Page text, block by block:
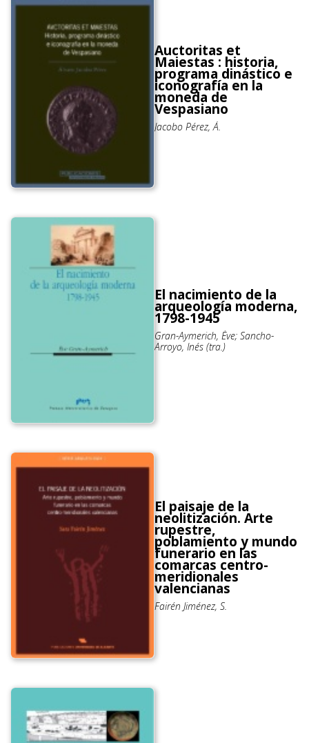
Auctoritas et
Maiestas : historia,
programa dinástico e
iconografía en la
moneda de
Vespasiano
Jacobo Pérez, Á.
El nacimiento de la
arqueología moderna,
1798-1945
Gran-Aymerich, Ève; Sancho-
Arroyo, Inés (tra.)
El paisaje de la
neolitización. Arte
rupestre,
poblamiento y mundo
funerario en las
comarcas centro-
meridionales
valencianas
Fairén Jiménez, S.